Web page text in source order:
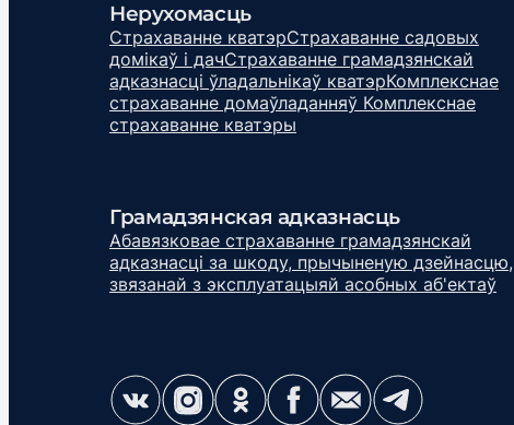
Нерухомасць
Cтрахаванне кватэрСтрахаванне садовых
домікаў і дачСтрахаванне грамадзянскай
адказнасці ўладальнікаў кватэрКомплекснае
страхаванне домаўладанняў Комплекснае
страхаванне кватэры
Грамадзянская адказнасць
Абавязковае страхаванне грамадзянскай
адказнасці за шкоду, прычыненую дзейнасцю,
звязанай з эксплуатацыяй асобных аб'ектаў